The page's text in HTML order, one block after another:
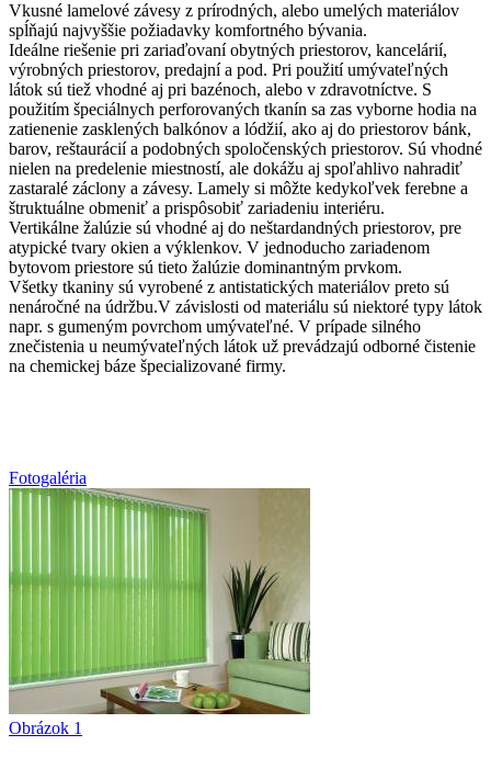
Vkusné lamelové závesy z prírodných, alebo umelých materiálov
spĺňajú najvyššie požiadavky komfortného bývania.
Ideálne riešenie pri zariaďovaní obytných priestorov, kancelárií,
výrobných priestorov, predajní a pod. Pri použití umývateľných
látok sú tiež vhodné aj pri bazénoch, alebo v zdravotníctve. S
použitím špeciálnych perforovaných tkanín sa zas vyborne hodia na
zatienenie zasklených balkónov a lódžií, ako aj do priestorov bánk,
barov, reštaurácií a podobných spoločenských priestorov. Sú vhodné
nielen na predelenie miestností, ale dokážu aj spoľahlivo nahradiť
zastaralé záclony a závesy. Lamely si môžte kedykoľvek ferebne a
štruktuálne obmeniť a prispôsobiť zariadeniu interiéru.
Vertikálne žalúzie sú vhodné aj do neštardandných priestorov, pre
atypické tvary okien a výklenkov. V jednoducho zariadenom
bytovom priestore sú tieto žalúzie dominantným prvkom.
Všetky tkaniny sú vyrobené z antistatických materiálov preto sú
nenáročné na údržbu.V závislosti od materiálu sú niektoré typy látok
napr. s gumeným povrchom umývateľné. V prípade silného
znečistenia u neumývateľných látok už prevádzajú odborné čistenie
na chemickej báze špecializované firmy.
Fotogaléria
Obrázok 1